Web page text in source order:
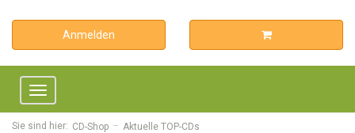
Anmelden
Toggle
navigation
Sie sind hier: CD-Shop Aktuelle TOP-CDs